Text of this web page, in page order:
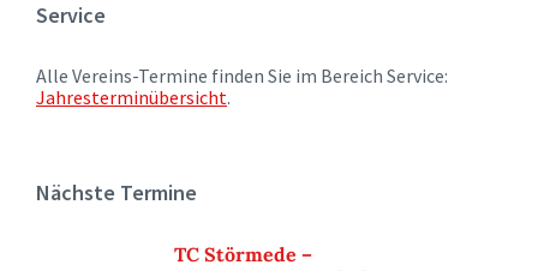
Service
Alle Vereins-Termine finden Sie im Bereich Service:
Jahresterminübersicht.
Nächste Termine
TC Störmede –